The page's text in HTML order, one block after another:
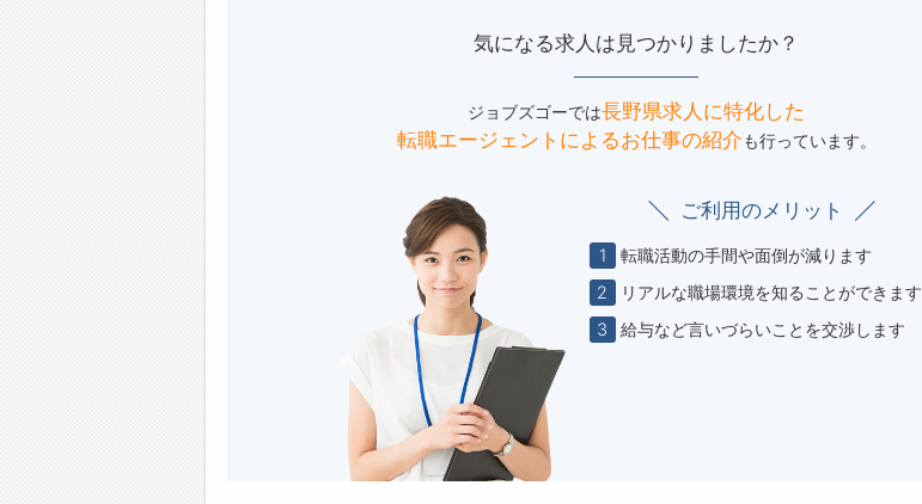
気になる求人は見つかりましたか？
ジョブズゴーでは長野県求人に特化した
転職エージェントによるお仕事の紹介も行っています。
ご利用のメリット
1
転職活動の手間や面倒が減ります
2
リアルな職場環境を知ることができます
3
給与など言いづらいことを交渉します